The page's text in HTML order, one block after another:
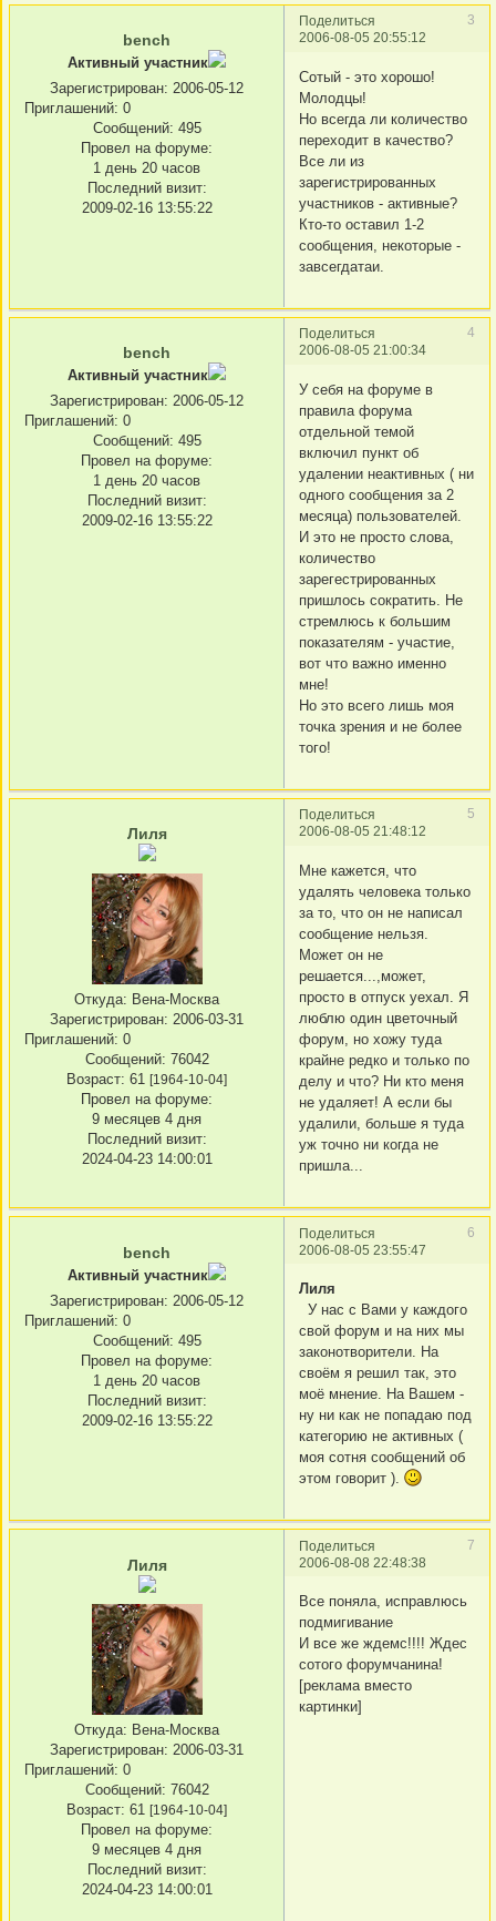
Поделиться
3
2006-08-05 20:55:12
bench
Активный участник
Зарегистрирован: 2006-05-12
Приглашений: 0
Сообщений: 495
Провел на форуме:
1 день 20 часов
Последний визит:
2009-02-16 13:55:22
Сотый - это хорошо!
Молодцы!
Но всегда ли количество
переходит в качество?
Все ли из
зарегистрированных
участников - активные?
Кто-то оставил 1-2
сообщения, некоторые -
завсегдатаи.
Поделиться
4
2006-08-05 21:00:34
bench
Активный участник
Зарегистрирован: 2006-05-12
Приглашений: 0
Сообщений: 495
Провел на форуме:
1 день 20 часов
Последний визит:
2009-02-16 13:55:22
У себя на форуме в
правила форума
отдельной темой
включил пункт об
удалении неактивных ( ни
одного сообщения за 2
месяца) пользователей.
И это не просто слова,
количество
зарегестрированных
пришлось сократить. Не
стремлюсь к большим
показателям - участие,
вот что важно именно
мне!
Но это всего лишь моя
точка зрения и не более
того!
Поделиться
5
2006-08-05 21:48:12
Лиля
Откуда: Вена-Москва
Зарегистрирован: 2006-03-31
Приглашений: 0
Сообщений: 76042
Возраст: 61 [1964-10-04]
Провел на форуме:
9 месяцев 4 дня
Последний визит:
2024-04-23 14:00:01
Мне кажется, что
удалять человека только
за то, что он не написал
сообщение нельзя.
Может он не
решается...,может,
просто в отпуск уехал. Я
люблю один цветочный
форум, но хожу туда
крайне редко и только по
делу и что? Ни кто меня
не удаляет! А если бы
удалили, больше я туда
уж точно ни когда не
пришла...
Поделиться
6
2006-08-05 23:55:47
bench
Активный участник
Зарегистрирован: 2006-05-12
Приглашений: 0
Сообщений: 495
Провел на форуме:
1 день 20 часов
Последний визит:
2009-02-16 13:55:22
Лиля
У нас с Вами у каждого
свой форум и на них мы
законотворители. На
своём я решил так, это
моё мнение. На Вашем -
ну ни как не попадаю под
категорию не активных (
моя сотня сообщений об
этом говорит ).
Поделиться
7
2006-08-08 22:48:38
Лиля
Откуда: Вена-Москва
Зарегистрирован: 2006-03-31
Приглашений: 0
Сообщений: 76042
Возраст: 61 [1964-10-04]
Провел на форуме:
9 месяцев 4 дня
Последний визит:
2024-04-23 14:00:01
Все поняла, исправлюсь
подмигивание
И все же ждемс!!!! Ждес
сотого форумчанина!
[реклама вместо
картинки]